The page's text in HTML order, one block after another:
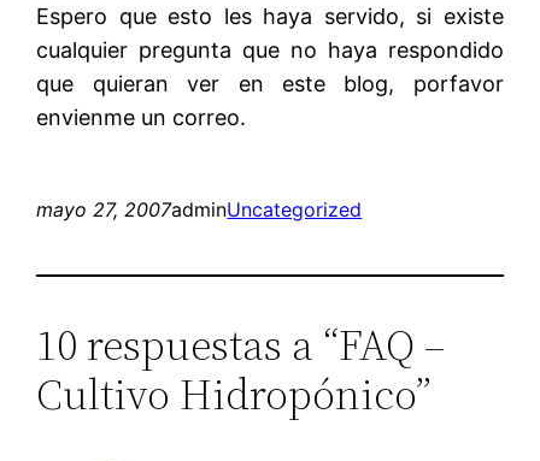
Espero que esto les haya servido, si existe
cualquier pregunta que no haya respondido
que quieran ver en este blog, porfavor
envienme un correo.
mayo 27, 2007adminUncategorized
10 respuestas a “FAQ –
Cultivo Hidropónico”